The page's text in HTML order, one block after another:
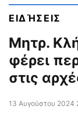
ΕΙΔΉΣΕΙΣ
Μητρ.
φέρει
στις
13 Αυγούστου 2024